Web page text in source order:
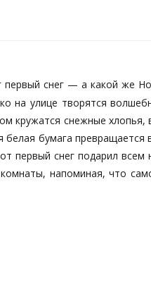
снег — а какой же
на улице творятся
кружатся снежные
бумага
первый снег подарил всем
напоминая, что